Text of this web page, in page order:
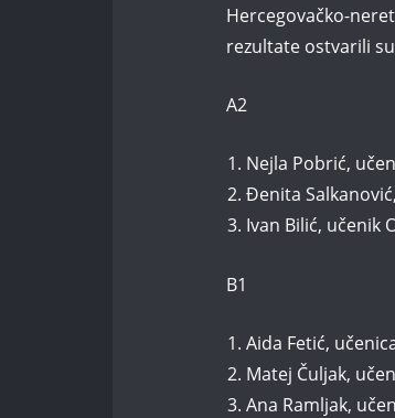
Hercegovačko-
rezultate ostvarili
A2
Nejla Pobrić,
Đenita
Ivan Bilić, učenik
B1
Aida Fetić,
Matej Čuljak,
Ana Ramljak,